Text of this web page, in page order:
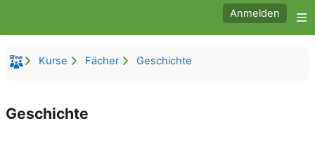
Anmelden
Kurse Fächer Geschichte
Geschichte